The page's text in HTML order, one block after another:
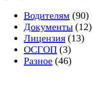
Водителям (90)
Документы (12)
Лицензия (13)
ОСГОП (3)
Разное (46)